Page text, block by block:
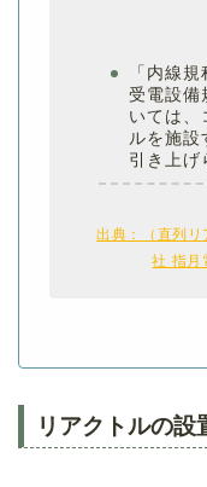
「内線
受電設備
いては、
ルを施設
引き上げ
出典：（直列
社 指月
リアクトルの設